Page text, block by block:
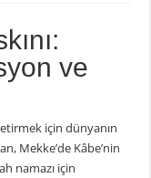
ve
için dünyanın
Mekke’de Kâbe’nin
namazı için